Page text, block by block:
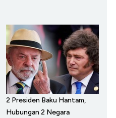
2 Presiden Baku Hantam,
Hubungan 2 Negara